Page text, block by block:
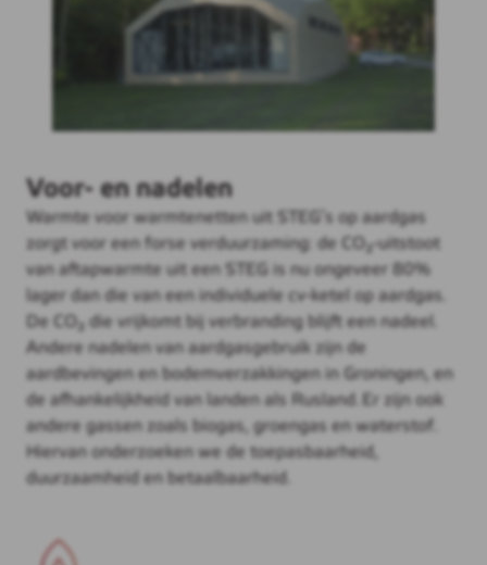
Voor- en nadelen
Warmte voor warmtenetten uit STEG’s op aardgas
zorgt voor een forse verduurzaming: de CO₂-uitstoot
van aftapwarmte uit een STEG is nu ongeveer 80%
lager dan die van een individuele cv-ketel op aardgas.
De CO₂ die vrijkomt bij verbranding blijft een nadeel.
Andere nadelen van aardgasgebruik zijn de
aardbevingen en bodemverzakkingen in Groningen, en
de afhankelijkheid van landen als Rusland. Er zijn ook
andere gassen zoals biogas, groengas en waterstof.
Hiervan onderzoeken we de toepasbaarheid,
duurzaamheid en betaalbaarheid.